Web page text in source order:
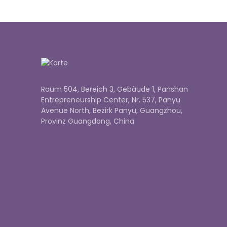
Raum 504, Bereich 3, Gebäude 1, Panshan
Entrepreneurship Center, Nr. 537, Panyu
Avenue North, Bezirk Panyu, Guangzhou,
Provinz Guangdong, China